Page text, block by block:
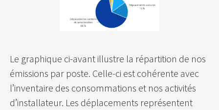
Le graphique ci-avant illustre la répartition de nos
émissions par poste. Celle-ci est cohérente avec
l’inventaire des consommations et nos activités
d’installateur. Les déplacements représentent